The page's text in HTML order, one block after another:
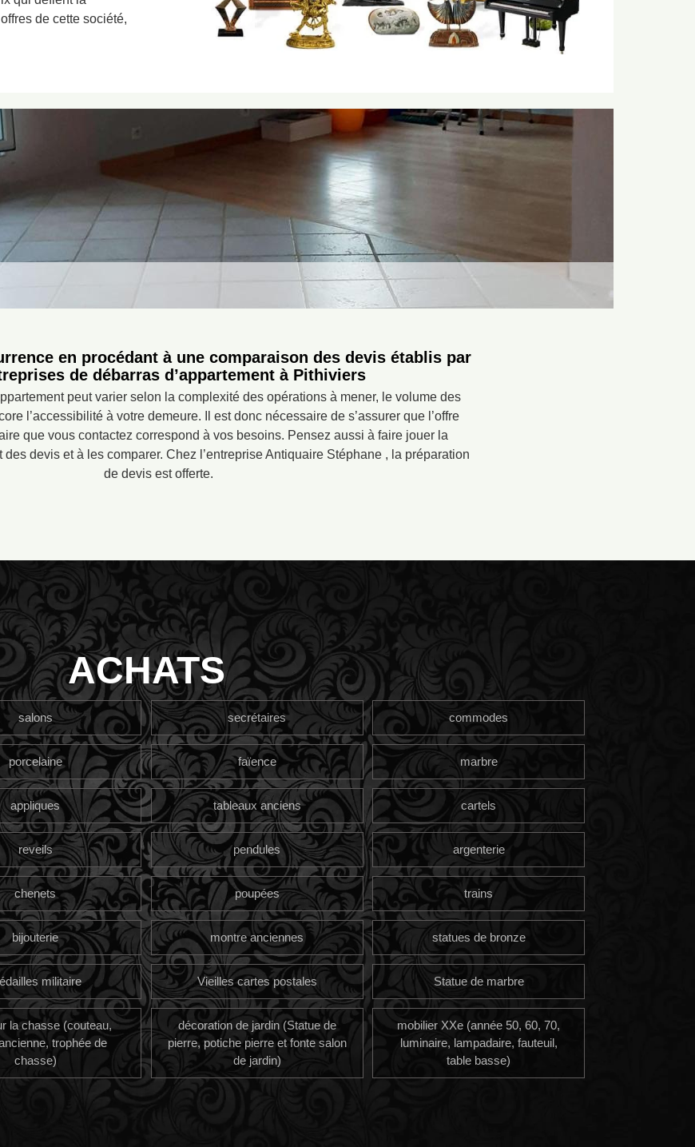
de cette société,
en procédant à une comparaison des devis établis par
de débarras d’appartement à Pithiviers
peut varier selon la complexité des opérations à mener, le volume des
l’accessibilité à votre demeure. Il est donc nécessaire de s’assurer que l’offre
que vous contactez correspond à vos besoins. Pensez aussi à faire jouer la
devis et à les comparer. Chez l’entreprise Antiquaire Stéphane , la préparation
de devis est offerte.
ACHATS
salons secrétaires commodes
porcelaine faïence marbre
appliques tableaux anciens cartels
reveils pendules argenterie
chenets poupées trains
bijouterie montre anciennes statues de bronze
militaire Vieilles cartes postales Statue de marbre
la chasse (couteau,
trophée de
chasse)
décoration de jardin (Statue de
pierre, potiche pierre et fonte salon
de jardin)
mobilier XXe (année 50, 60, 70,
luminaire, lampadaire, fauteuil,
table basse)